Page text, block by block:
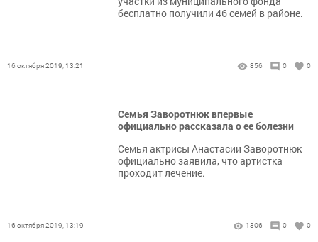
бесплатно получили 46 семей в районе.
16 октября 2019, 13:21 856 0 0
Семья Заворотнюк впервые
официально рассказала о ее болезни
Семья актрисы Анастасии Заворотнюк
официально заявила, что артистка
проходит лечение.
16 октября 2019, 13:19 1306 0 0